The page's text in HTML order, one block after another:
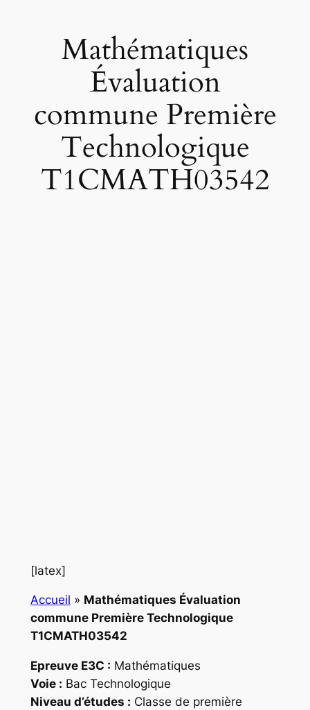
Mathématiques
Évaluation
commune Première
Technologique
T1CMATH03542
[latex]
Accueil » Mathématiques Évaluation
commune Première Technologique
T1CMATH03542
Epreuve E3C : Mathématiques
Voie : Bac Technologique
Niveau d’études : Classe de première